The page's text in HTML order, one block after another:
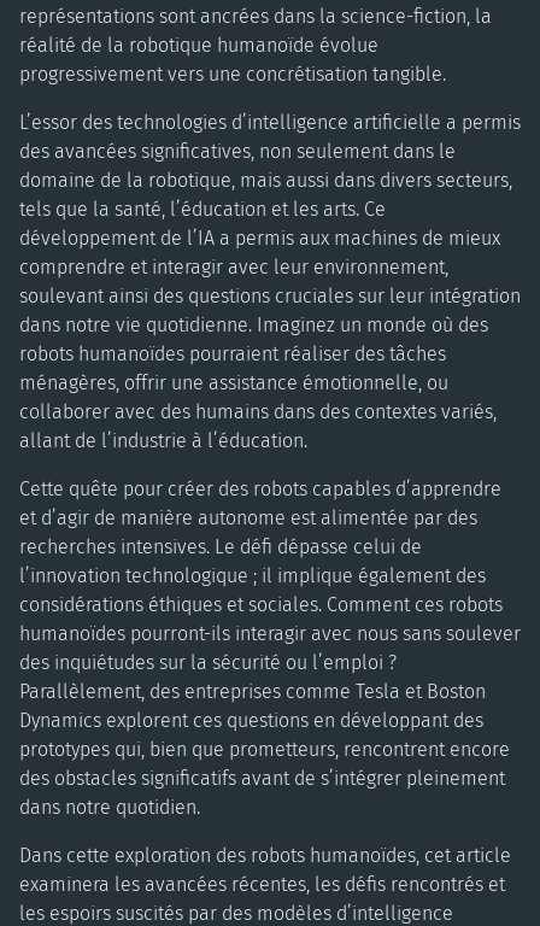
représentations sont ancrées dans la science-fiction, la
réalité de la robotique humanoïde évolue
progressivement vers une concrétisation tangible.
L’essor des technologies d’intelligence artificielle a permis
des avancées significatives, non seulement dans le
domaine de la robotique, mais aussi dans divers secteurs,
tels que la santé, l’éducation et les arts. Ce
développement de l’IA a permis aux machines de mieux
comprendre et interagir avec leur environnement,
soulevant ainsi des questions cruciales sur leur intégration
dans notre vie quotidienne. Imaginez un monde où des
robots humanoïdes pourraient réaliser des tâches
ménagères, offrir une assistance émotionnelle, ou
collaborer avec des humains dans des contextes variés,
allant de l’industrie à l’éducation.
Cette quête pour créer des robots capables d’apprendre
et d’agir de manière autonome est alimentée par des
recherches intensives. Le défi dépasse celui de
l’innovation technologique ; il implique également des
considérations éthiques et sociales. Comment ces robots
humanoïdes pourront-ils interagir avec nous sans soulever
des inquiétudes sur la sécurité ou l’emploi ?
Parallèlement, des entreprises comme Tesla et Boston
Dynamics explorent ces questions en développant des
prototypes qui, bien que prometteurs, rencontrent encore
des obstacles significatifs avant de s’intégrer pleinement
dans notre quotidien.
Dans cette exploration des robots humanoïdes, cet article
examinera les avancées récentes, les défis rencontrés et
les espoirs suscités par des modèles d’intelligence